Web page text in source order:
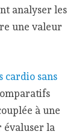
analyser les
une valeur
cardio sans
à une
évaluser la